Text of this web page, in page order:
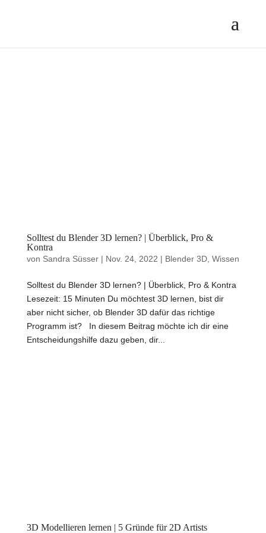
Solltest du Blender 3D lernen? | Überblick, Pro &
Kontra
von Sandra Süsser| Nov. 24, 2022 | Blender 3D, Wissen
Solltest du Blender 3D lernen? | Überblick, Pro & Kontra
Lesezeit: 15 Minuten Du möchtest 3D lernen, bist dir
aber nicht sicher, ob Blender 3D dafür das richtige
Programm ist? In diesem Beitrag möchte ich dir eine
Entscheidungshilfe dazu geben, dir...
3D Modellieren lernen | 5 Gründe für 2D Artists